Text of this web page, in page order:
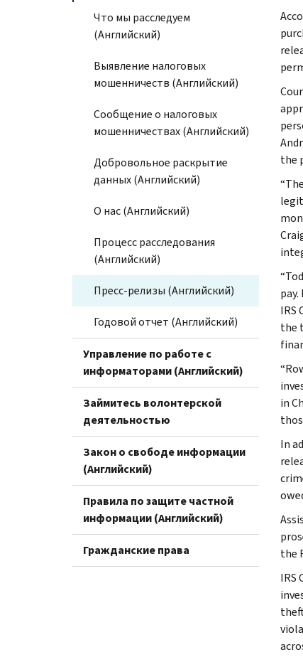
Что мы расследуем
(Английский)
Выявление налоговых
мошенничеств (Английский)
Сообщение о налоговых
мошенничествах (Английский)
Добровольное раскрытие
данных (Английский)
О нас (Английский)
Процесс расследования
(Английский)
Пресс-релизы (Английский)
Годовой отчет (Английский)
Управление по работе с
информаторами (Английский)
Займитесь волонтерской
деятельностью
Закон о свободе информации
(Английский)
Правила по защите частной
информации (Английский)
Гражданские права
the
IRS
the
in
In
the
IRS